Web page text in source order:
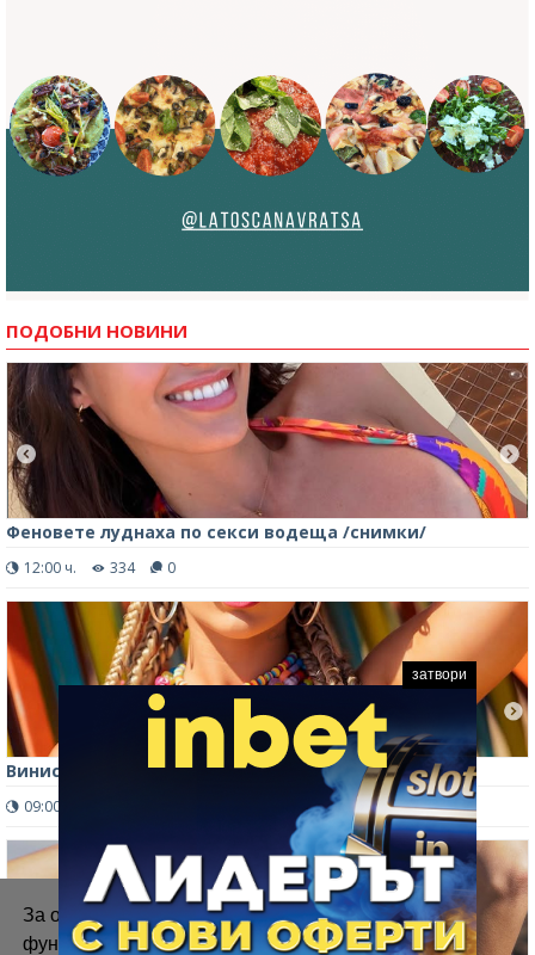
За осигуряване на правилното
функциониране на уебсайта ние използваме
ПОДОБНИ НОВИНИ
Феновете луднаха по секси водеща /снимки/
12:00 ч. 334 0
Винисиус заведе гаджето в Ямайка /снимки/
09:00 ч.
затвори